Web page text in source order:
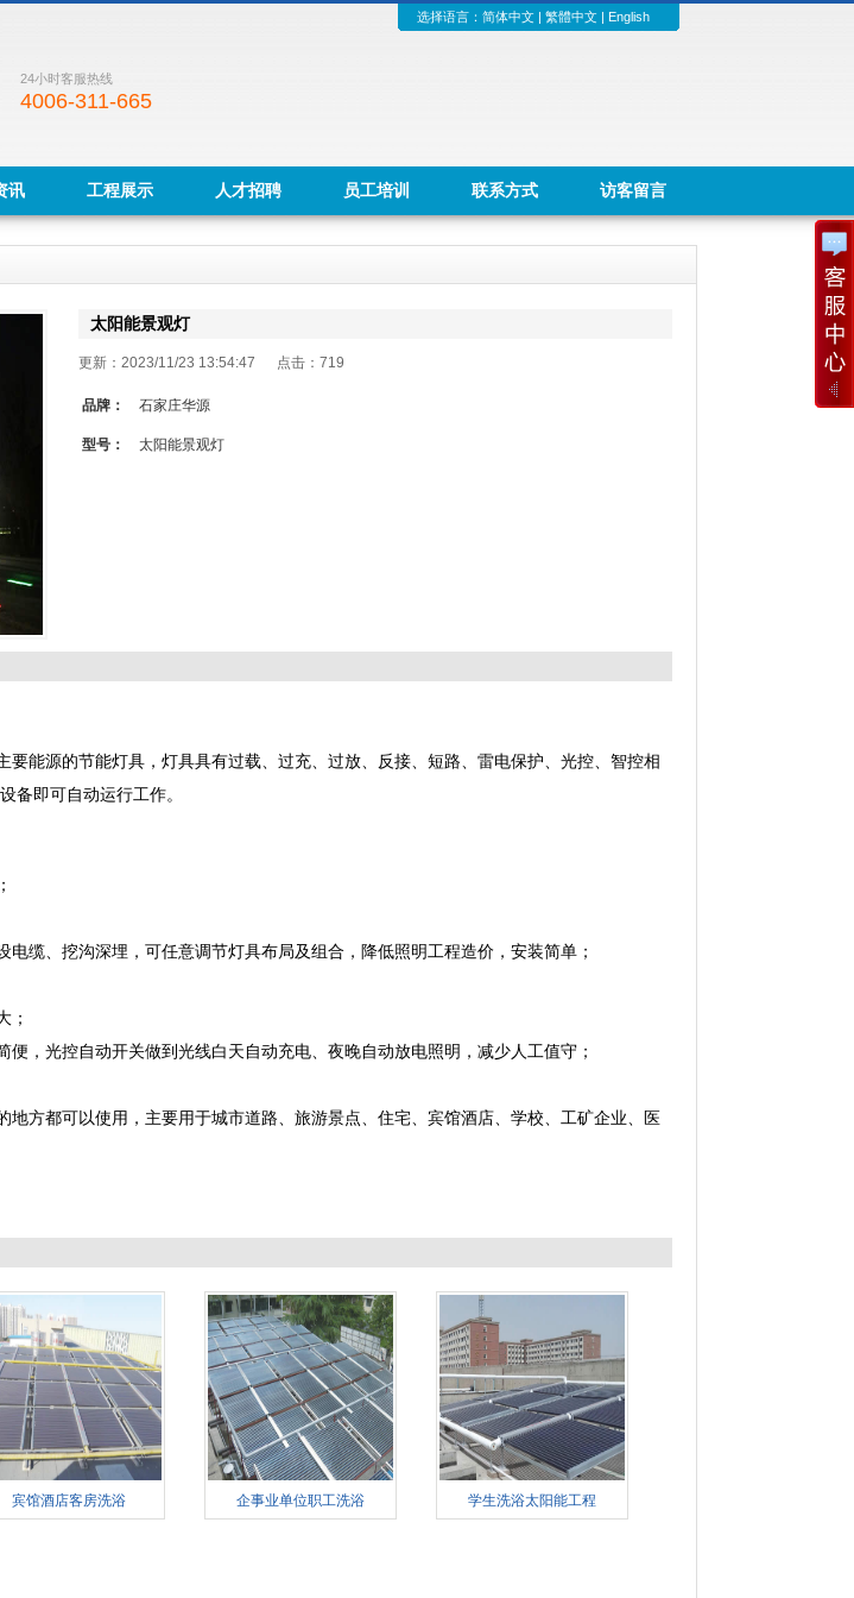
选择语言： 简体中文| 繁體中文| English
24小时客服热线
4006-311-665
讯 工程展示 人才招聘 员工培训 联系方式 访客留言
太阳能景观灯
更新：2023/11/23 13:54:47 点击： 719
品牌： 石家庄华源
型号： 太阳能景观灯
能源的节能灯具，灯具具有过载、过充、过放、反接、短路、雷电保护、光控、智控相
备即可自动运行工作。
换提供电能；
噪音、无辐射；
设电缆、挖沟深埋，可任意调节灯具布局及组合，降低照明工程造价，安装简单；
，光通量大；
简便，光控自动开关做到光线白天自动充电、夜晚自动放电照明，减少人工值守；
地方都可以使用，主要用于城市道路、旅游景点、住宅、宾馆酒店、学校、工矿企业、医
宾馆酒店客房洗浴 企事业单位职工洗浴 学生洗浴太阳能工程